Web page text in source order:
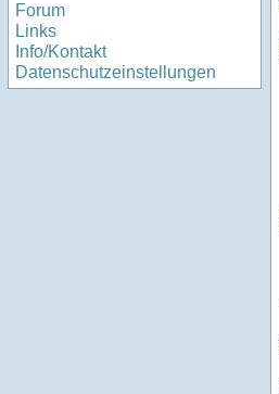
Forum
Links
Info/Kontakt
Datenschutzeinstellungen